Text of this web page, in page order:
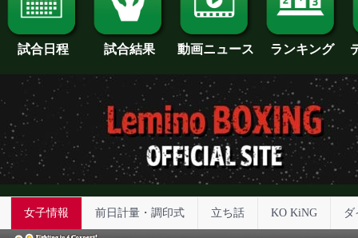
試合日程 試合結果 動画ニュース ランキング
女子情報 前日計量・調印式 立ち話 KO KiNG ダ